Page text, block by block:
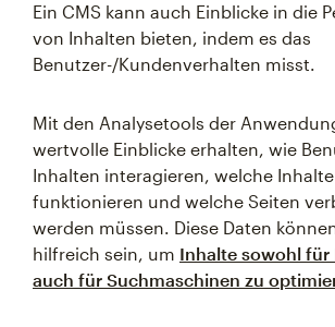
Ein CMS kann auch Einblicke in die
von Inhalten bieten, indem es das
Benutzer-/Kundenverhalten misst.
Mit den Analysetools der
wertvolle Einblicke erhalten, wie
Inhalten interagieren, welche
funktionieren und welche Seiten
werden müssen. Diese Daten
hilfreich sein, um Inhalte sowohl für
auch für Suchmaschinen zu